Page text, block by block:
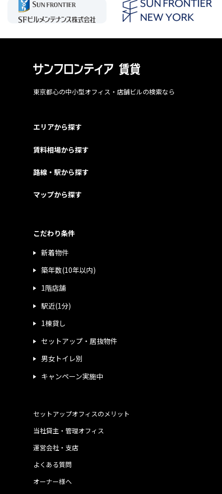
東京都心の中小型オフィス・店舗ビルの検索なら
エリアから探す
賃料相場から探す
路線・駅から探す
マップから探す
こだわり条件
新着物件
築年数(10年以内)
1階店舗
駅近(1分)
1棟貸し
セットアップ・居抜物件
男女トイレ別
キャンペーン実施中
運営会社・支店
よくある質問
当社貸主・管理オフィス
オーナー様へ
セットアップオフィスのメリット